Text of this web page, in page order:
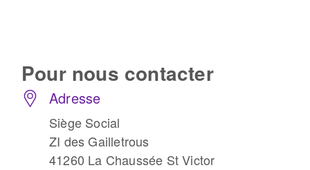
Pour nous contacter
Adresse
Siège Social
ZI des Gailletrous
41260 La Chaussée St Victor